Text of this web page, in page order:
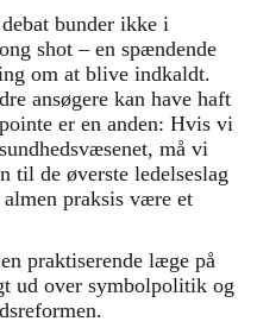
bunder ikke i
shot – en spændende
om at blive indkaldt.
ansøgere kan have haft
er en anden: Hvis vi
må vi
til de øverste ledelseslag
praksis være et
praktiserende læge på
ud over symbolpolitik og